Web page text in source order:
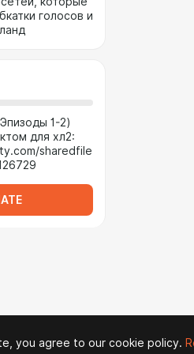
голосов и
1-2)
для хл2:
sharedfile
you agree to our cookie policy.